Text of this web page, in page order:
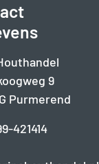
9
Purmerend
421414